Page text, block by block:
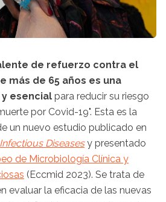
de refuerzo contra el
más de 65 años es una
esencial para reducir su riesgo
por Covid-19". Esta es la
un nuevo estudio publicado en
Diseasesy presentado
de Microbiología Clínica y
(Eccmid 2023). Se trata de
evaluar la eficacia de las nuevas